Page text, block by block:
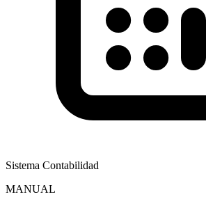
Sistema Contabilidad
MANUAL